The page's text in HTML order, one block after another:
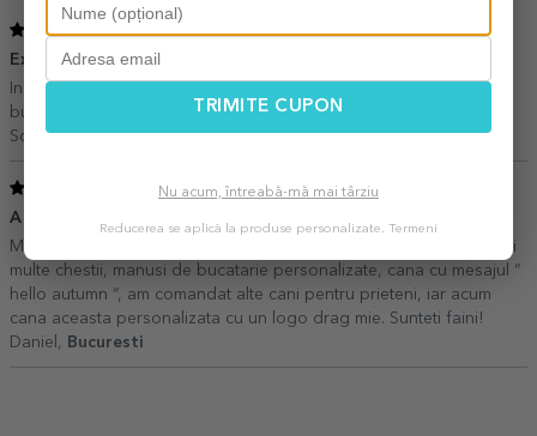
5/ 5
Excelent produs 25 Martie 2026
Inscriptionare perfecta. Foarte draguță cana- de calitate foarte
bună.
Sor, Targoviste
A iesit foarte fain!
Mereu va aleg, asa ca nu isi mai au rost cuvintele ^^. Am de la voi
multe chestii, manusi de bucatarie personalizate, cana cu mesajul “
hello autumn “, am comandat alte cani pentru prieteni, iar acum
cana aceasta personalizata cu un logo drag mie. Sunteti faini!
Daniel,
Bucuresti
TRIMITE CUPON
Nu acum, întreabă-mă mai târziu
Reducerea se aplică la produse personalizate. Termeni